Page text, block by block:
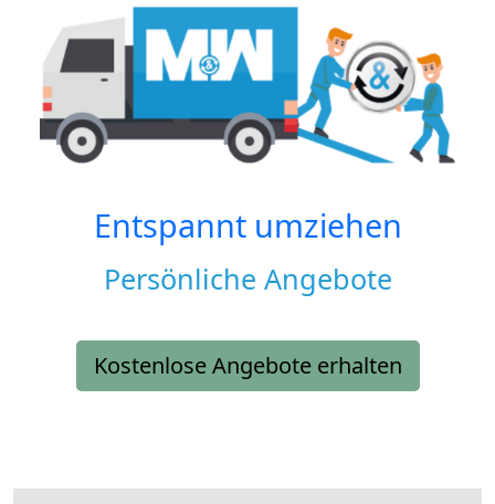
Entspannt umziehen
Persönliche Angebote
Kostenlose Angebote erhalten